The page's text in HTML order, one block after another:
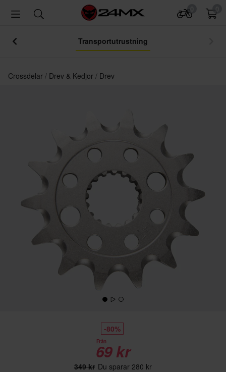
Transportutrustning
Crossdelar Drev & Kedjor Drev
-80%
Från
69 kr
349 kr Du sparar 280 kr